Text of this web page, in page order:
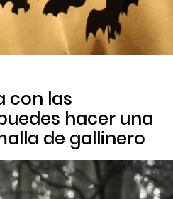
con las
hacer una
de gallinero